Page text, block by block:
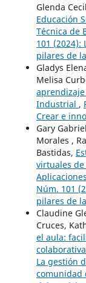
Glenda
Educación
Técnica de
101 (2024):
pilares de
Gladys
Melisa
Industrial ,
Crear e
Gary
Morales ,
Bastidas,
virtuales
Núm. 101
pilares de
Claudine
Cruces,
el aula:
colaborativa
La gestión
comunidad